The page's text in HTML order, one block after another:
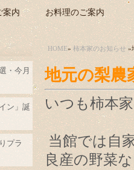
案内 お料理のご案内
HOME»柿本家のお知らせ »
地元の梨農
いつも柿本
当館では自
良産の野菜
・今月
ン」誕
プラ